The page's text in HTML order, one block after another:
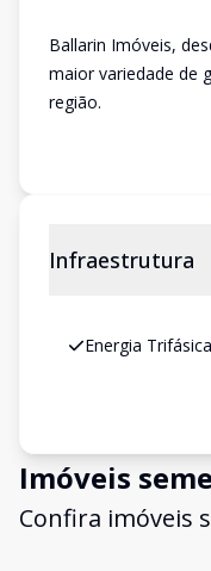
Ballarin Imóveis,
maior variedade de
região.
Infraestrutura
Energia Trifásica
Imóveis
Confira imóveis